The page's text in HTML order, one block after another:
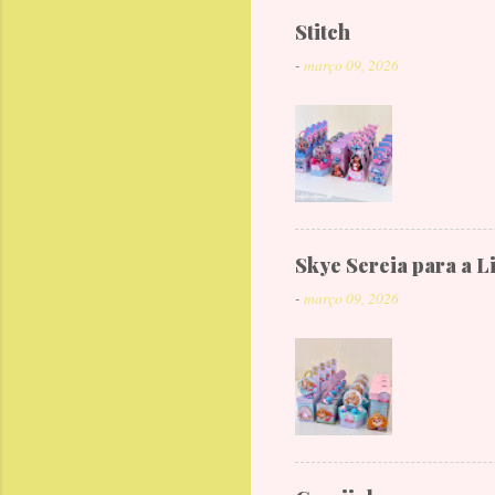
Stitch
- março 09, 2026
Skye Sereia para a
- março 09, 2026